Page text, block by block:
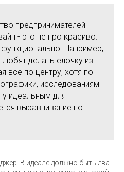
предпринимателей
- это не про красиво.
Например,
делать елочку из
все по центру, хотя по
исследованиям
идеальным для
выравнивание по
В идеале должно быть два